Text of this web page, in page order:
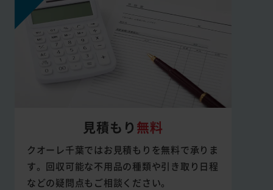
見積もり 無料
クオーレ千葉ではお見積もりを無料で承りま
す。回収可能な不用品の種類や引き取り日程
などの疑問点もご相談ください。